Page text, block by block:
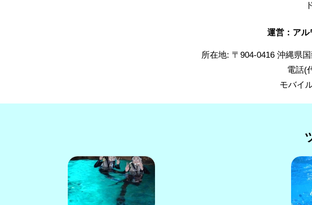
運営：アル
所在地: 〒904-0416 沖縄県
電話(
モバイ